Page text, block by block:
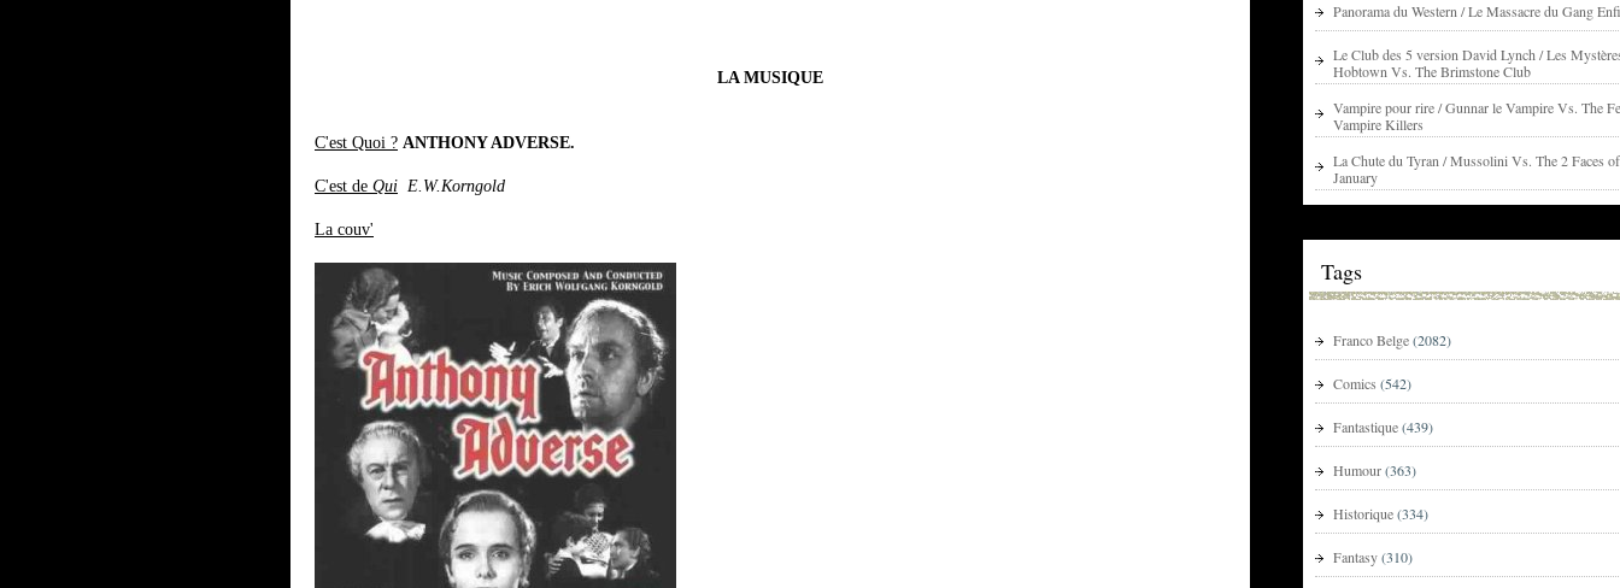
LA MUSIQUE
C'est Quoi ? ANTHONY ADVERSE.
C'est de Qui E.W.Korngold
La couv'
Panorama du Western / Le Massacre du Gang
Le Club des 5 version David Lynch / Les
Hobtown Vs. The Brimstone Club
Vampire pour rire / Gunnar le Vampire Vs. The
Vampire Killers
La Chute du Tyran / Mussolini Vs. The 2 Faces of
January
Tags
Franco Belge(2082)
Comics (542)
Fantastique(439)
Humour(363)
Historique(334)
Fantasy(310)